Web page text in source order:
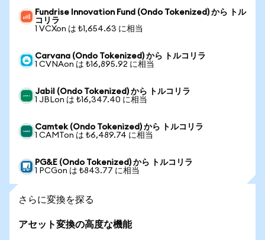
Fundrise Innovation Fund (Ondo Tokenized) から トル
コリラ
1 VCXon は ₺1,654.63 に相当
Carvana (Ondo Tokenized) から トルコリラ
1 CVNAon は ₺16,895.92 に相当
Jabil (Ondo Tokenized) から トルコリラ
1 JBLon は ₺16,347.40 に相当
Camtek (Ondo Tokenized) から トルコリラ
1 CAMTon は ₺6,489.74 に相当
PG&E (Ondo Tokenized) から トルコリラ
1 PCGon は ₺843.77 に相当
さらに変換を探る
アセット変換の高度な機能